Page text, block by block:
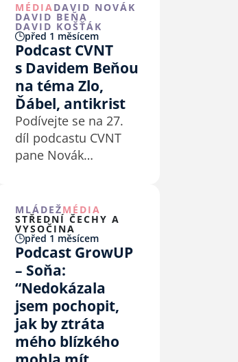
MÉDIADAVID NOVÁK
DAVID BEŇA
DAVID KOŠŤÁK
před 1 měsícem
Podcast CVNT
s Davidem Beňou
na téma Zlo,
Ďábel, antikrist
Podívejte se na 27.
díl podcastu CVNT
pane Novák
MLÁDEŽMÉDIA
STŘEDNÍ ČECHY A
VYSOČINA
před 1 měsícem
Podcast GrowUP
– Soňa:
“Nedokázala
jsem pochopit,
jak by ztráta
mého blízkého